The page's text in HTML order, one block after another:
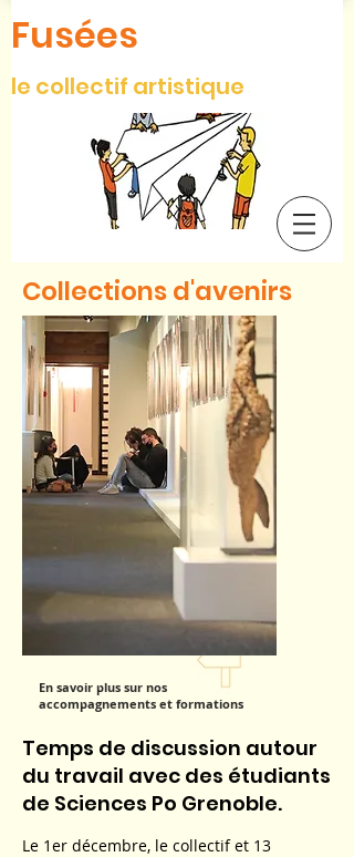
Fusées
le collectif artistique
Collections d'avenirs
En savoir plus sur nos
accompagnements et formations
Temps de discussion autour
du travail avec des étudiants
de Sciences Po Grenoble.
Le 1er décembre, le collectif et 13